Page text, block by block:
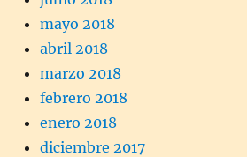
mayo 2018
abril 2018
marzo 2018
febrero 2018
enero 2018
diciembre 2017